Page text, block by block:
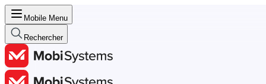
Mobile Menu
Rechercher